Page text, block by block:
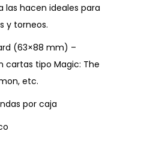
las hacen ideales para
y torneos.
(63×88 mm) –
cartas tipo Magic: The
etc.
por caja